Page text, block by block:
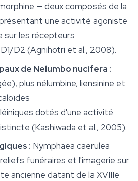
— deux composés de la
une activité agoniste
sur les récepteurs
D2 (Agnihotri et al., 2008).
de Nelumbo nucifera :
plus nélumbine, liensinine et
dotés d'une activité
(Kashiwada et al., 2005).
: Nymphaea caerulea
funéraires et l'imagerie sur
ancienne datant de la XVIIIe